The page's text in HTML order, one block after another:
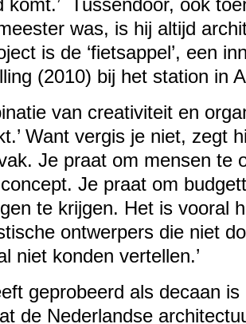
komt.’ Tussendoor, ook
was, is hij altijd
is de ‘fietsappel’, een
(2010) bij het station in
van creativiteit en
Want vergis je niet, zegt
Je praat om mensen te
Je praat om
te krijgen. Het is vooral
ontwerpers die niet
niet konden vertellen.’
geprobeerd als decaan
de Nederlandse